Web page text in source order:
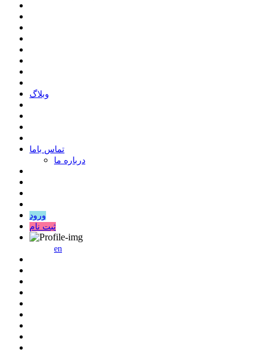
وبلاگ
ﺗﻤﺎﺱ ﺑﺎﻣﺎ
درباره ما
ورود
ثبت نام
en